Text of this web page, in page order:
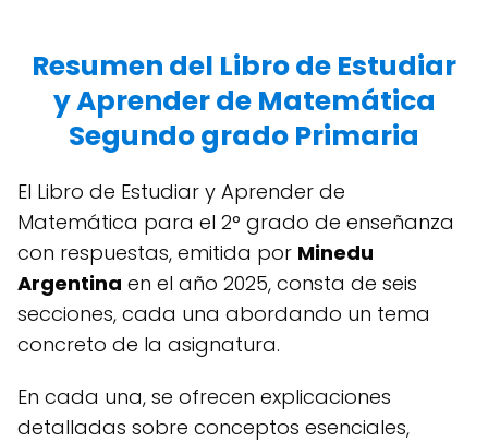
Resumen del Libro de Estudiar
y Aprender de Matemática
Segundo grado Primaria
El Libro de Estudiar y Aprender de
Matemática para el 2° grado de enseñanza
con respuestas, emitida por Minedu
Argentina en el año 2025, consta de seis
secciones, cada una abordando un tema
concreto de la asignatura.
En cada una, se ofrecen explicaciones
detalladas sobre conceptos esenciales,